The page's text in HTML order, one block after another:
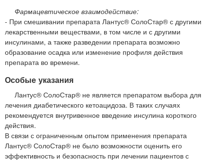
Фармацевтическое взаимодействие:
- При смешивании препарата Лантус® СолоСтар® с другими
лекарственными веществами, в том числе и с другими
инсулинами, а также разведении препарата возможно
образование осадка или изменение профиля действия
препарата во времени.
Особые указания
Лантус® СолоСтар® не является препаратом выбора для
лечения диабетического кетоацидоза. В таких случаях
рекомендуется внутривенное введение инсулина короткого
действия.
В связи с ограниченным опытом применения препарата
Лантус® СолоСтар® не было возможности оценить его
эффективность и безопасность при лечении пациентов с